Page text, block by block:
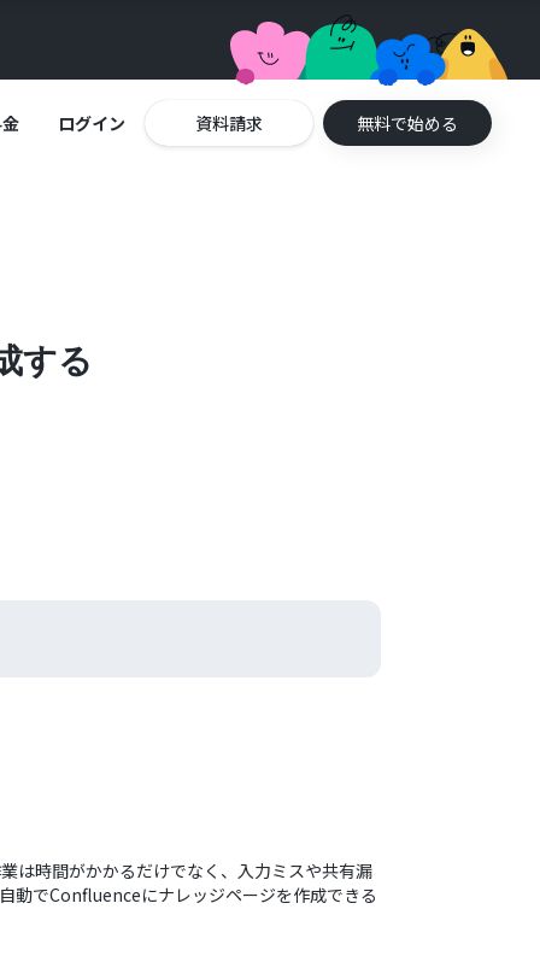
ログイン 資料請求 無料で始める
する
は時間がかかるだけでなく、入力ミスや共有漏
動でConfluenceにナレッジページを作成できる